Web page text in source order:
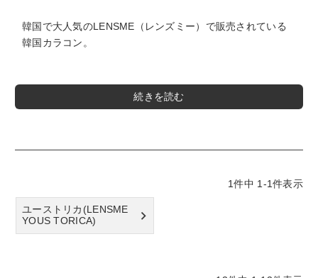
韓国で大人気のLENSME（レンズミー）で販売されている
韓国カラコン。
商品スペック
枚数 1箱2枚入り
1件中 1 -1件表示
ユーストリカ(LENSME
YOUS TORICA)